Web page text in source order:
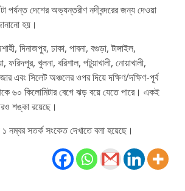
পর্যন্ত দেশের অভ্যন্তরীণ নদীবন্দরের জন্য দেওয়া
হয়।
দিনাজপুর, ঢাকা, পাবনা, বগুড়া, টাঙ্গাইল,
ফরিদপুর, খুলনা, বরিশাল, পটুয়াখালী, নোয়াখালী,
এবং সিলেট অঞ্চলের ওপর দিয়ে দক্ষিণ/দক্ষিণ-পূর্ব
৬০ কিলোমিটার বেগে ঝড় বয়ে যেতে পারে। একই
শঙ্কা রয়েছে।
১ নম্বর সতর্ক সংকেত দেখাতে বলা হয়েছে।